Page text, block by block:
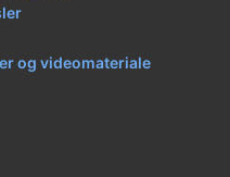
og videomateriale